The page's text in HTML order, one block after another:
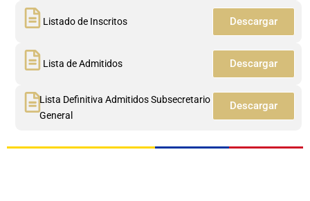
Listado de Inscritos Descargar
Lista de Admitidos Descargar
Lista Definitiva Admitidos Subsecretario
General
Descargar